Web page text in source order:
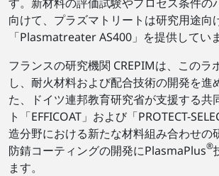
向けて、プラズマトリートは研究用途向
「Plasmatreater AS400」を提供していま
フランスの研究機関 CREPIMは、このラ
し、耐火材料および配合技術の開発を進
た、ドイツ連邦教育研究省が支援する共
ト「EFFICOAT」および「PROTECT-
造分野における新たな材料組み合わせの
防錆コーティングの開発にPlasmaPlus®
ます。